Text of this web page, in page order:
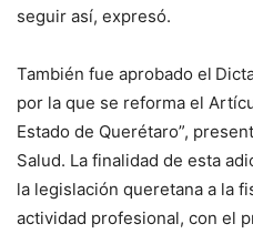
seguir así, expresó.
También fue aprobado el
por la que se reforma el
Estado de Querétaro”,
Salud. La finalidad de esta
la legislación queretana a la
actividad profesional, con el